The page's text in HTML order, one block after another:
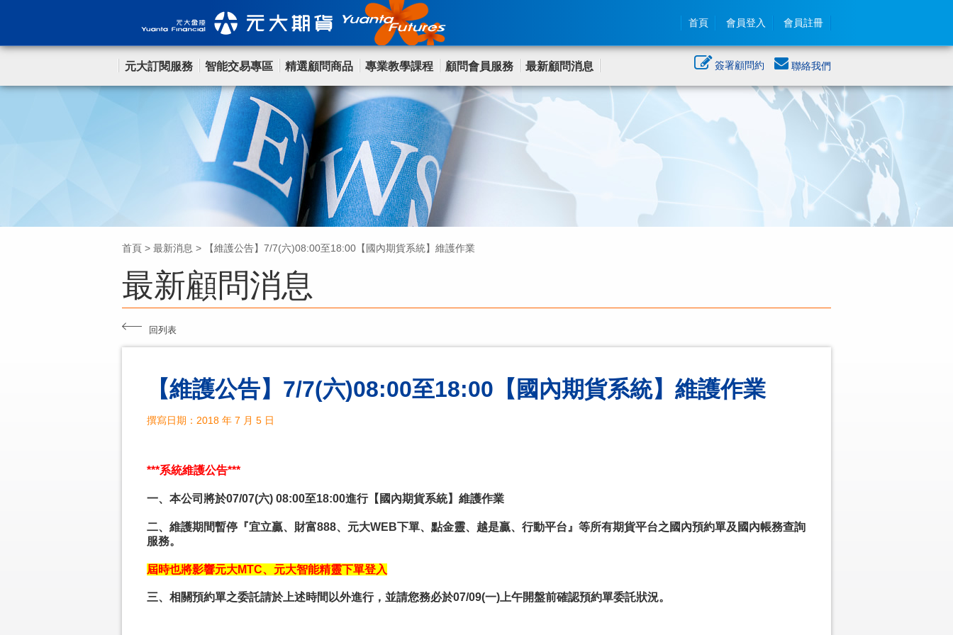
首頁 會員登入 會員註冊
元大訂閱服務 智能交易專區 精選顧問商品 專業教學課程 顧問會員服務 最新顧問消息 簽署顧問約 聯絡我們
首頁 > 最新消息 > 【維護公告】7/7(六)08:00至18:00【國內期貨系統】維護作業
最新顧問消息
回列表
【維護公告】7/7(六)08:00至18:00【國內期貨系統】維護作業
撰寫日期：2018 年 7 月 5 日
***系統維護公告***
一、 本公司將於07/07(六) 08:00至18:00進行【國內期貨系統】維護作業
二、維護期間暫停『宜立贏、財富888、元大WEB下單、點金靈、越是贏、行動平台』等所有期貨平台之國內預約單及國內帳務查詢
服務。
屆時也將影響元大MTC、元大智能精靈下單登入
三、相關預約單之委託請於上述時間以外進行，並請您務必於07/09(一)上午開盤前確認預約單委託狀況。